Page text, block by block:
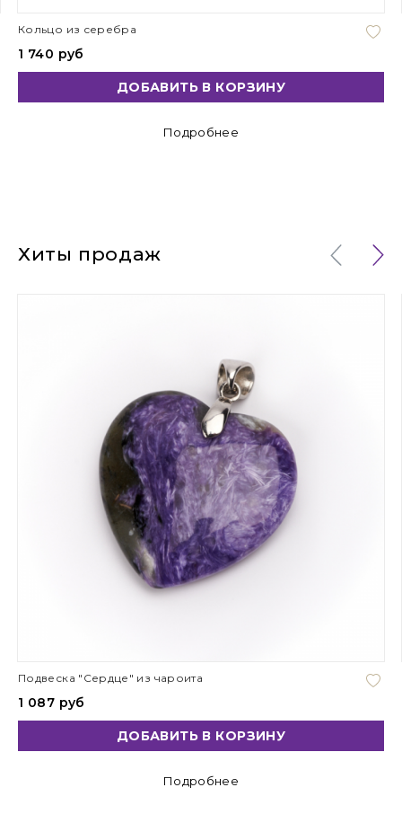
Кольцо из серебра
1 740 руб
ДОБАВИТЬ В КОРЗИНУ
Подробнее
Хиты продаж
Подвеска "Сердце" из чароита
1 087 руб
ДОБАВИТЬ В КОРЗИНУ
Подробнее